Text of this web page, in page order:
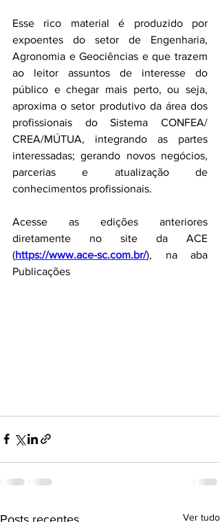
Esse rico material é produzido por
expoentes do setor de Engenharia,
Agronomia e Geociências e que trazem
ao leitor assuntos de interesse do
público e chegar mais perto, ou seja,
aproxima o setor produtivo da área dos
profissionais do Sistema CONFEA/
CREA/MÚTUA, integrando as partes
interessadas; gerando novos negócios,
parcerias e atualização de
conhecimentos profissionais.
Acesse as edições anteriores
diretamente no site da ACE
(https://www.ace-sc.com.br/), na aba
Publicações
Posts recentes Ver tudo